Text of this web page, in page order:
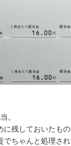
。
に残しておいたも
でちゃんと処理さ